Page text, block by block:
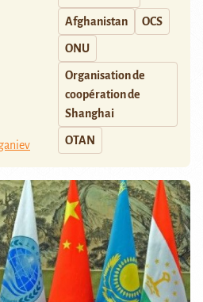
Afghanistan OCS
ONU
Organisation de
coopération de
Shanghai
OTAN